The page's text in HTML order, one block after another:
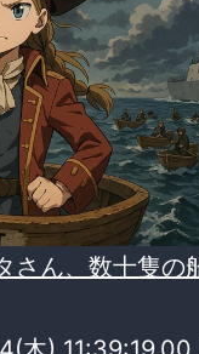
さん、数十隻の